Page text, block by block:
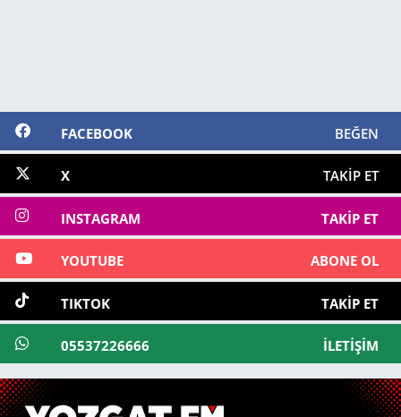
FACEBOOK BEĞEN
X TAKIP ET
INSTAGRAM TAKIP ET
YOUTUBE ABONE OL
TIKTOK TAKIP ET
05537226666 İLETIŞIM